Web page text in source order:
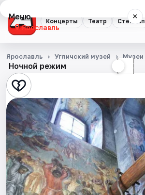
Концерты Театр Стендап
Меню ×
Ярославль
Концерты
Театр
Стендап
Выставки
Квесты
Экскурсии
События
Ночной режим ☾
Ярославль Угличский музей Музеи